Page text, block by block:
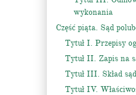
wykonania
Część piąta. Sąd
Tytuł I. Przepisy
Tytuł II. Zapis na
Tytuł III. Skład
Tytuł IV.